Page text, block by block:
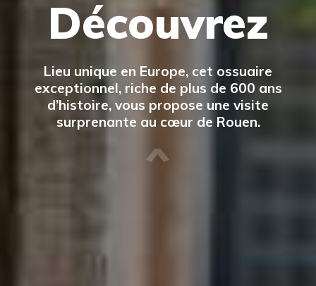
Découvrez
Lieu unique en Europe, cet ossuaire
exceptionnel, riche de plus de 600 ans
d’histoire, vous propose une visite
surprenante au cœur de Rouen.